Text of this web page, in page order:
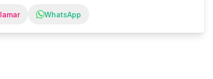
de salud veterinario - Vacunas al día -
- Microchip de identificación - Kit de inicio con alimento
de salud Padres con pedigree verificado. Crianza
internacionales. Contactar por WhatsApp para más
WhatsApp